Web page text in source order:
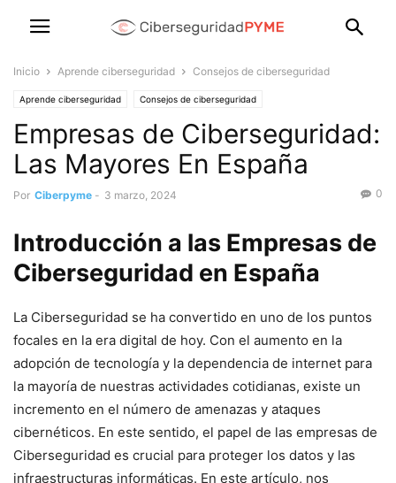
Inicio Aprende ciberseguridad Consejos de ciberseguridad
Aprende ciberseguridad Consejos de ciberseguridad
Empresas de Ciberseguridad:
Las Mayores En España
Por Ciberpyme - 3 marzo, 2024 0
Introducción a las Empresas de
Ciberseguridad en España
La Ciberseguridad se ha convertido en uno de los puntos
focales en la era digital de hoy. Con el aumento en la
adopción de tecnología y la dependencia de internet para
la mayoría de nuestras actividades cotidianas, existe un
incremento en el número de amenazas y ataques
cibernéticos. En este sentido, el papel de las empresas de
Ciberseguridad es crucial para proteger los datos y las
infraestructuras informáticas. En este artículo, nos